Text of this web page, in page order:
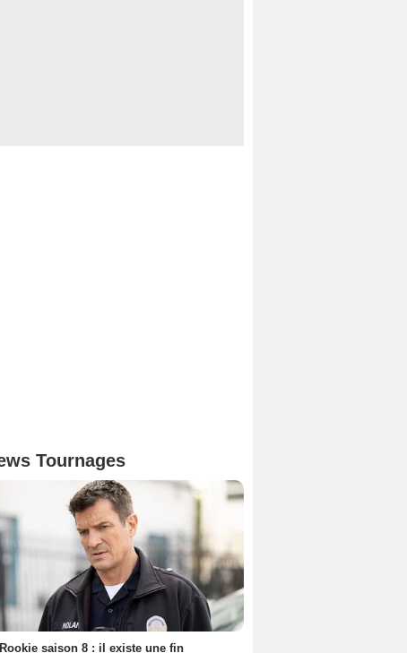
Tournages
saison 8 : il existe une fin